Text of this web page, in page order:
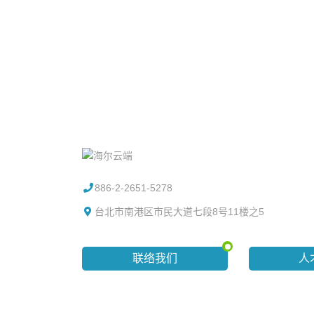
886-2-2651-5278
台北市南港区市民大道七段8号11楼之5
联络我们 人